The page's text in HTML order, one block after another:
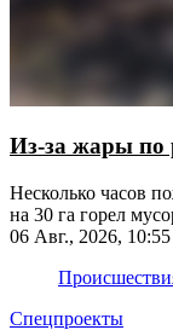
Из-за жары по
Несколько часов
на 30 га горел
06 Авг., 2026, 10:55
Спецпроекты